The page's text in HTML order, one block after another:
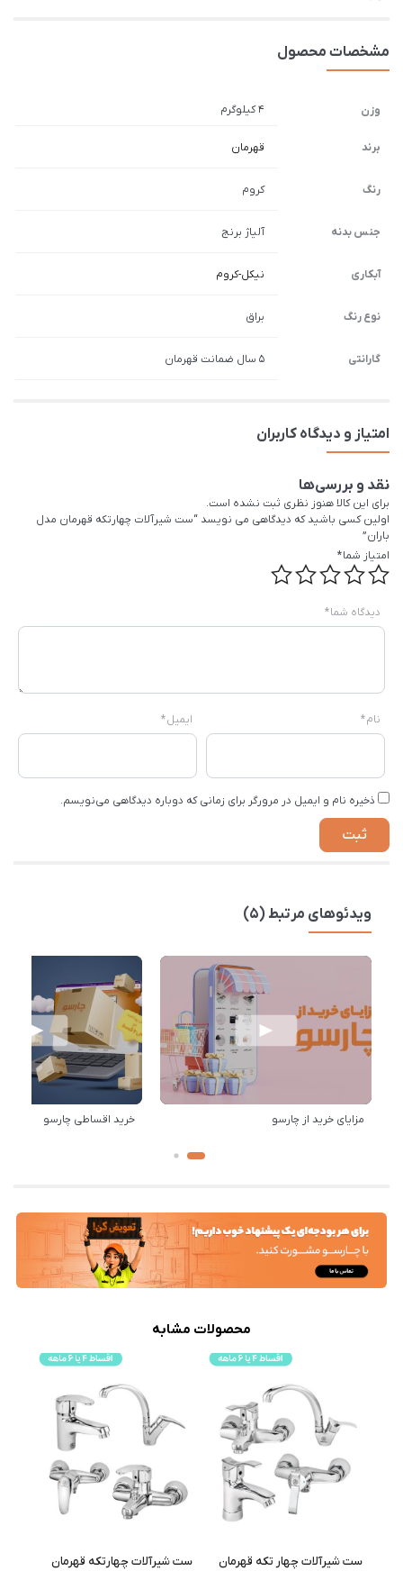
مشخصات محصول
وزن 4 کیلوگرم
برند قهرمان
رنگ کروم
جنس بدنه آلیاژ برنج
آبکاری نیکل-کروم
نوع رنگ براق
گارانتی 5 سال ضمانت قهرمان
امتیاز و دیدگاه کاربران
نقد و بررسی‌ها
برای این کالا هنوز نظری ثبت نشده است.
اولین کسی باشید که دیدگاهی می نویسد “ست شیرآلات چهارتکه قهرمان مدل
باران”
امتیاز شما*
دیدگاه شما*
نام* ایمیل*
ذخیره نام و ایمیل در مرورگر برای زمانی که دوباره دیدگاهی می‌نویسم.
ویدئوهای مرتبط (5)
مزایای خرید از چارسو خرید اقساطی چارسو
محصولات مشابه
ست شیرآلات چهار تکه قهرمان
ست شیرآلات چهارتکه قهرمان